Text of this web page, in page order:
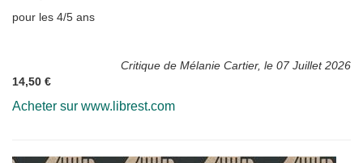
pour les 4/5 ans
Critique de Mélanie Cartier, le 07 Juillet 2026
14,50 €
Acheter sur www.librest.com